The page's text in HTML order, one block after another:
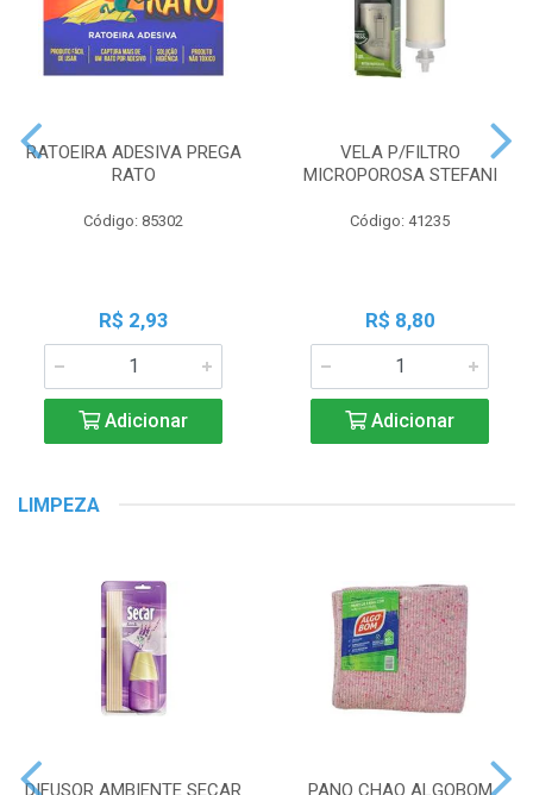
RATOEIRA ADESIVA PREGA
RATO
Código: 85302
R$ 2,93
Adicionar
VELA P/FILTRO
MICROPOROSA STEFANI
Código: 41235
R$ 8,80
Adicionar
LIMPEZA
DIFUSOR AMBIENTE SECAR PANO CHAO ALGOBOM